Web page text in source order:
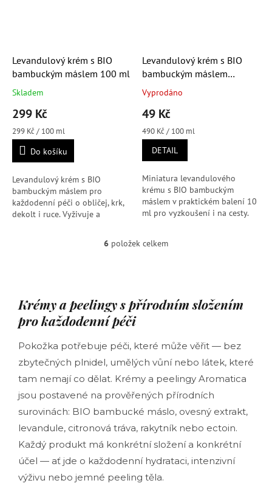
Levandulový krém s BIO
bambuckým máslem 100 ml
Průměrné
produktu
je
4,9
5
hvězdiček.
Skladem
299 Kč
Měrná
cena:
299 Kč / 100 ml
Do košíku
Levandulový krém s BIO
bambuckým máslem pro
každodenní péči o obličej, krk,
dekolt i ruce. Vyživuje a
Levandulový krém s BIO
bambuckým máslem
miniatura (10 ml)
Průměrné
produktu
je
5,0
5
hvězdiček.
Vyprodáno
49 Kč
Měrná
cena:
490 Kč / 100 ml
DETAIL
Miniatura levandulového
krému s BIO bambuckým
máslem v praktickém balení 10
ml pro vyzkoušení i na cesty.
dekolt i ruce....
O
a
c
í
p
r
v
k
v
ý
i
s
u
6 položek celkem
Krémy a peelingy s přírodním složením
pro každodenní péči
Pokožka potřebuje péči, které může věřit — bez
zbytečných plnidel, umělých vůní nebo látek, které
tam nemají co dělat. Krémy a peelingy Aromatica
jsou postavené na prověřených přírodních
surovinách: BIO bambucké máslo, ovesný extrakt,
levandule, citronová tráva, rakytník nebo ectoin.
Každý produkt má konkrétní složení a konkrétní
účel — ať jde o každodenní hydrataci, intenzivní
výživu nebo jemné peeling těla.